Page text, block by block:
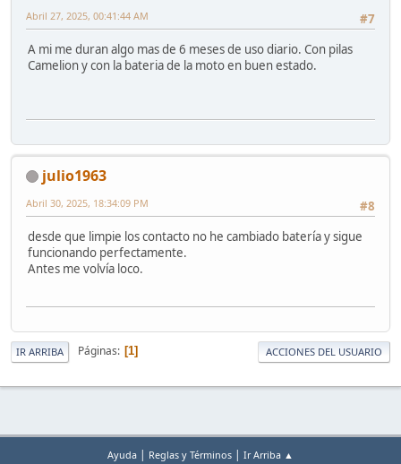
#7
Abril 27, 2025, 00:41:44 AM
A mi me duran algo mas de 6 meses de uso diario. Con pilas
Camelion y con la bateria de la moto en buen estado.
julio1963
#8
Abril 30, 2025, 18:34:09 PM
desde que limpie los contacto no he cambiado batería y sigue
funcionando perfectamente.
Antes me volvía loco.
IR ARRIBA Páginas 1 ACCIONES DEL USUARIO
Ayuda | Reglas y Términos | Ir Arriba ▲